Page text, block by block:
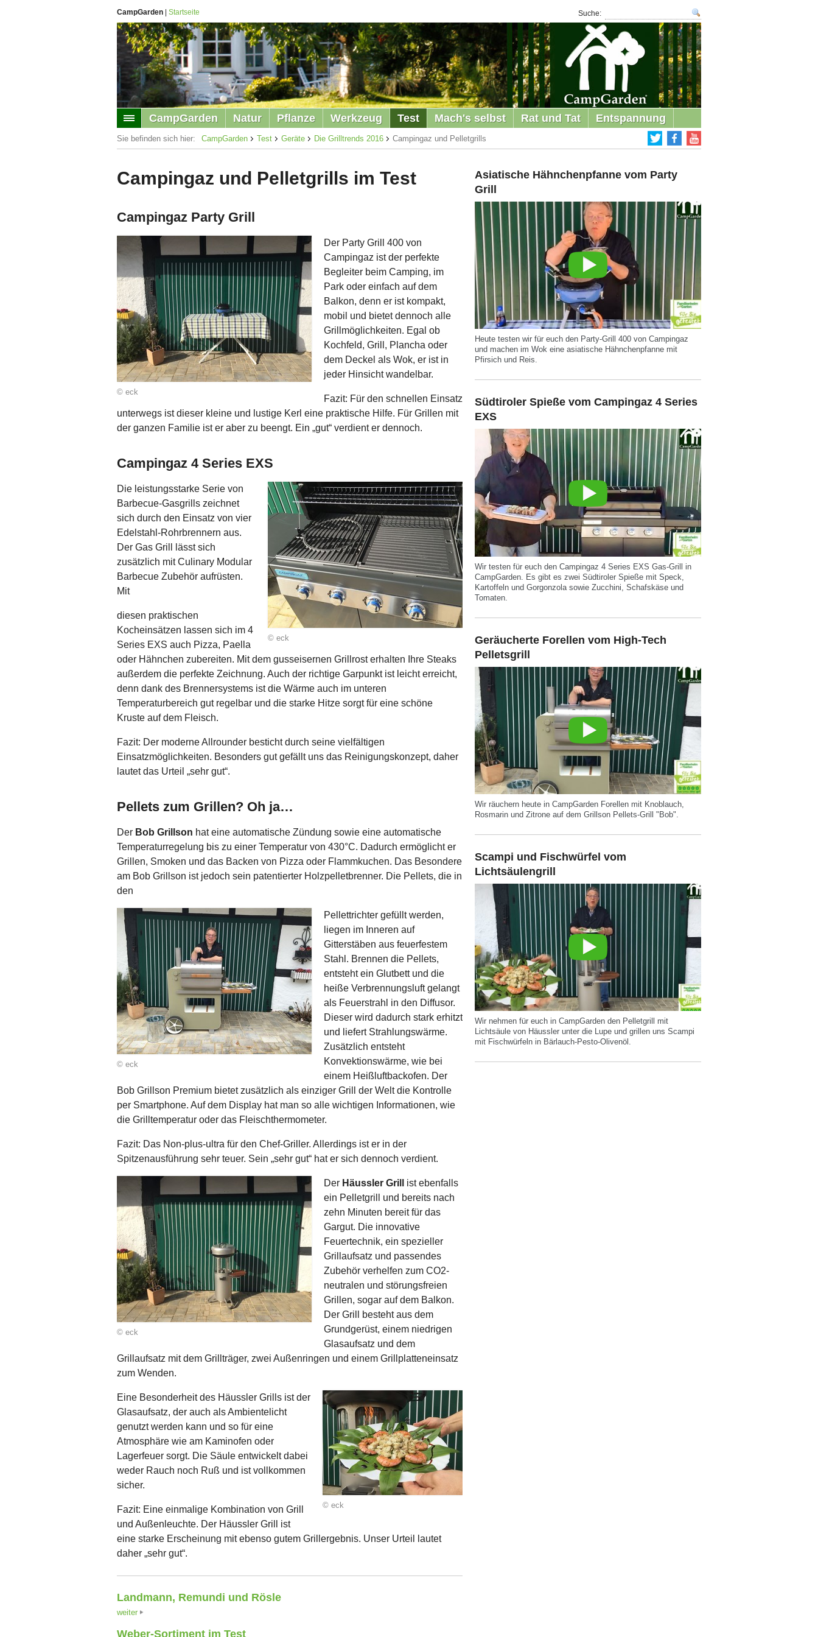
CampGarden Startseite Suche:
CampGarden Natur Pflanze Werkzeug Test Mach's selbst Rat und Tat Entspannung
Sie befinden sich hier: CampGarden Test Geräte Die Grilltrends 2016 Campingaz und Pelletgrills
Campingaz und Pelletgrills im Test
Campingaz Party Grill
© eck
Der Party Grill 400 von
Campingaz ist der perfekte
Begleiter beim Camping, im
Park oder einfach auf dem
Balkon, denn er ist kompakt,
mobil und bietet dennoch alle
Grillmöglichkeiten. Egal ob
Kochfeld, Grill, Plancha oder
dem Deckel als Wok, er ist in
jeder Hinsicht wandelbar.
Fazit: Für den schnellen Einsatz
unterwegs ist dieser kleine und lustige Kerl eine praktische Hilfe. Für Grillen mit
der ganzen Familie ist er aber zu beengt. Ein „gut“ verdient er dennoch.
Campingaz 4 Series EXS
© eck
Die leistungsstarke Serie von
Barbecue-Gasgrills zeichnet
sich durch den Einsatz von vier
Edelstahl-Rohrbrennern aus.
Der Gas Grill lässt sich
zusätzlich mit Culinary Modular
Barbecue Zubehör aufrüsten.
Mit
diesen praktischen
Kocheinsätzen lassen sich im 4
Series EXS auch Pizza, Paella
oder Hähnchen zubereiten. Mit dem gusseisernen Grillrost erhalten Ihre Steaks
außerdem die perfekte Zeichnung. Auch der richtige Garpunkt ist leicht erreicht,
denn dank des Brennersystems ist die Wärme auch im unteren
Temperaturbereich gut regelbar und die starke Hitze sorgt für eine schöne
Kruste auf dem Fleisch.
Fazit: Der moderne Allrounder besticht durch seine vielfältigen
Einsatzmöglichkeiten. Besonders gut gefällt uns das Reinigungskonzept, daher
lautet das Urteil „sehr gut“.
Pellets zum Grillen? Oh ja…
Der Bob Grillson hat eine automatische Zündung sowie eine automatische
Temperaturregelung bis zu einer Temperatur von 430°C. Dadurch ermöglicht er
Grillen, Smoken und das Backen von Pizza oder Flammkuchen. Das Besondere
am Bob Grillson ist jedoch sein patentierter Holzpelletbrenner. Die Pellets, die in
den
© eck
Pellettrichter gefüllt werden,
liegen im Inneren auf
Gitterstäben aus feuerfestem
Stahl. Brennen die Pellets,
entsteht ein Glutbett und die
heiße Verbrennungsluft gelangt
als Feuerstrahl in den Diffusor.
Dieser wird dadurch stark erhitzt
und liefert Strahlungswärme.
Zusätzlich entsteht
Konvektionswärme, wie bei
einem Heißluftbackofen. Der
Bob Grillson Premium bietet zusätzlich als einziger Grill der Welt die Kontrolle
per Smartphone. Auf dem Display hat man so alle wichtigen Informationen, wie
die Grilltemperatur oder das Fleischthermometer.
Fazit: Das Non-plus-ultra für den Chef-Griller. Allerdings ist er in der
Spitzenausführung sehr teuer. Sein „sehr gut“ hat er sich dennoch verdient.
© eck
Der Häussler Grill
ist ebenfalls
ein Pelletgrill und bereits nach
zehn Minuten bereit für das
Gargut. Die innovative
Feuertechnik, ein spezieller
Grillaufsatz und passendes
Zubehör verhelfen zum CO2-
neutralen und störungsfreien
Grillen, sogar auf dem Balkon.
Der Grill besteht aus dem
Grundgerüst, einem niedrigen
Glasaufsatz und dem
Grillaufsatz mit dem Grillträger, zwei Außenringen und einem Grillplatteneinsatz
zum Wenden.
© eck
Eine Besonderheit des Häussler Grills ist der
Glasaufsatz, der auch als Ambientelicht
genutzt werden kann und so für eine
Atmosphäre wie am Kaminofen oder
Lagerfeuer sorgt. Die Säule entwickelt dabei
weder Rauch noch Ruß und ist vollkommen
sicher.
Fazit: Eine einmalige Kombination von Grill
und Außenleuchte. Der Häussler Grill ist
eine starke Erscheinung mit ebenso gutem Grillergebnis. Unser Urteil lautet
daher „sehr gut“.
Landmann, Remundi und Rösle
weiter
Weber-Sortiment im Test
Asiatische Hähnchenpfanne vom Party
Grill
Heute testen wir für euch den Party-Grill 400 von Campingaz
und machen im Wok eine asiatische Hähnchenpfanne mit
Pfirsich und Reis.
Südtiroler Spieße vom Campingaz 4 Series
EXS
Wir testen für euch den Campingaz 4 Series EXS Gas-Grill in
CampGarden. Es gibt es zwei Südtiroler Spieße mit Speck,
Kartoffeln und Gorgonzola sowie Zucchini, Schafskäse und
Tomaten.
Geräucherte Forellen vom High-Tech
Pelletsgrill
Wir räuchern heute in CampGarden Forellen mit Knoblauch,
Rosmarin und Zitrone auf dem Grillson Pellets-Grill "Bob".
Scampi und Fischwürfel vom
Lichtsäulengrill
Wir nehmen für euch in CampGarden den Pelletgrill mit
Lichtsäule von Häussler unter die Lupe und grillen uns Scampi
mit Fischwürfeln in Bärlauch-Pesto-Olivenöl.